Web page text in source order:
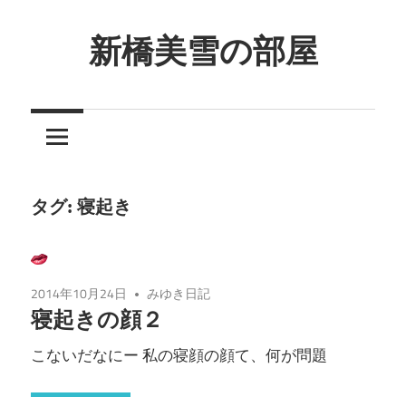
ツ
キ
ッ
プ
新橋美雪の部屋
ん
し
癒
し
の
空
タグ: 寝起き
2014年10月24日 みゆき日記
寝起きの顔２
こないだなにー 私の寝顔の顔て、何が問題